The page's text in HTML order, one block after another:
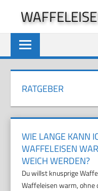
springen
RATGEBER
WIE LANGE KANN
WAFFELEISEN
WEICH WERDEN?
Du willst knusprige
Waffeleisen warm, ohne